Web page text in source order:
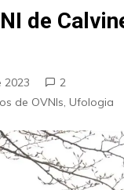
de
2023
2
de OVNIs Ufologia